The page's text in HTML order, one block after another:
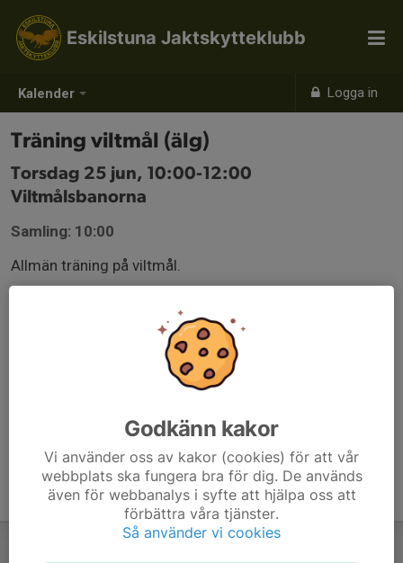
Kalender Logga in
Eskilstuna Jaktskytteklubb
Träning viltmål (älg)
Torsdag 25 jun, 10:00-12:00
Viltmålsbanorna
Samling: 10:00
Allmän träning på viltmål.
Detta är vår ordinarie träningstid. Denna kan ändras och
ställas in med kort varsel. Vi rekommenderar dig att
kontrollera vår Facebook-sida där vi publicerar
Godkänn kakor
Vi använder oss av kakor (cookies) för att vår
webbplats ska fungera bra för dig. De används
även för webbanalys i syfte att hjälpa oss att
förbättra våra tjänster.
Så använder vi cookies